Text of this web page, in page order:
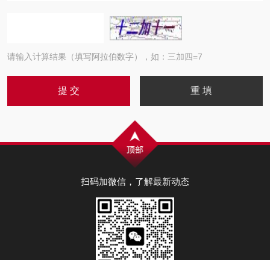
请输入计算结果（填写阿拉伯数字），如：三加四=7
扫码加微信，了解最新动态